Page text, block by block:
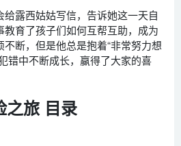
露西姑姑写信，告诉她这一天自
教育了孩子们如何互帮互助，成为
断，但是他总是抱着“非常努力想
错中不断成长，赢得了大家的喜
之旅 目录